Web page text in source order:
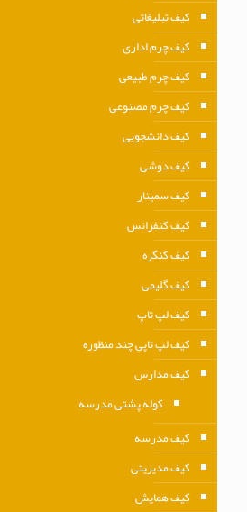
کیف تبلیغاتی
کیف چرم اداری
کیف چرم طبیعی
کیف چرم مصنوعی
کیف دانشجویی
کیف دوشی
کیف سمینار
کیف کنفرانس
کیف کنگره
کیف گلیمی
کیف لپ تاپ
کیف لپ تاپی چند منظوره
کیف مدارس
کوله پشتی مدرسه
کیف مدرسه
کیف مدیریتی
کیف همایش